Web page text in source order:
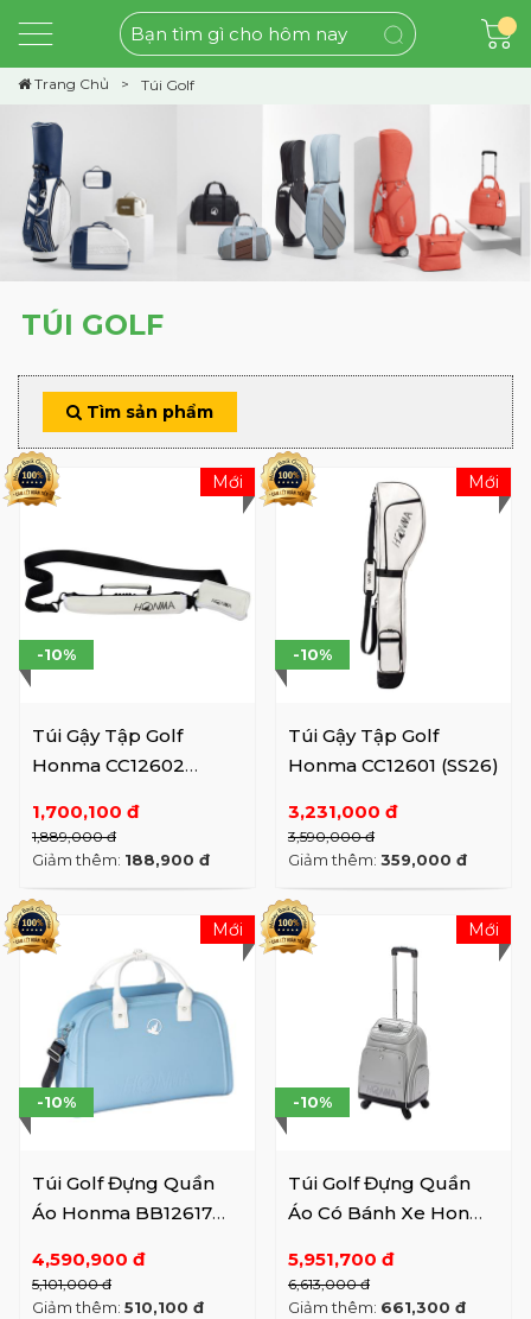
Trang Chủ Túi Golf
TÚI GOLF
Tìm sản phẩm
Túi Gậy Tập Golf
Honma CC12602
1,700,100 đ
1,889,000 đ
-10%
Giảm thêm: 188,900 đ
Mới
Túi Gậy Tập Golf
Honma CC12601 (SS26)
3,231,000 đ
3,590,000 đ
-10%
Giảm thêm: 359,000 đ
Mới
Túi Golf Đựng Quần
Áo Honma BB12617
4,590,900 đ
5,101,000 đ
-10%
Giảm thêm: 510,100 đ
Mới
Túi Golf Đựng Quần
Áo Có Bánh Xe Honma
5,951,700 đ
6,613,000 đ
-10%
Giảm thêm: 661,300 đ
Mới